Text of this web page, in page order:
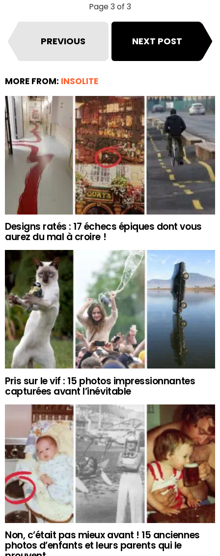
Page 3 of 3
PREVIOUS NEXT POST
MORE FROM: INSOLITE
Designs ratés : 17 échecs épiques dont vous
aurez du mal à croire !
Pris sur le vif : 15 photos impressionnantes
capturées avant l’inévitable
Non, c’était pas mieux avant ! 15 anciennes
photos d’enfants et leurs parents qui le